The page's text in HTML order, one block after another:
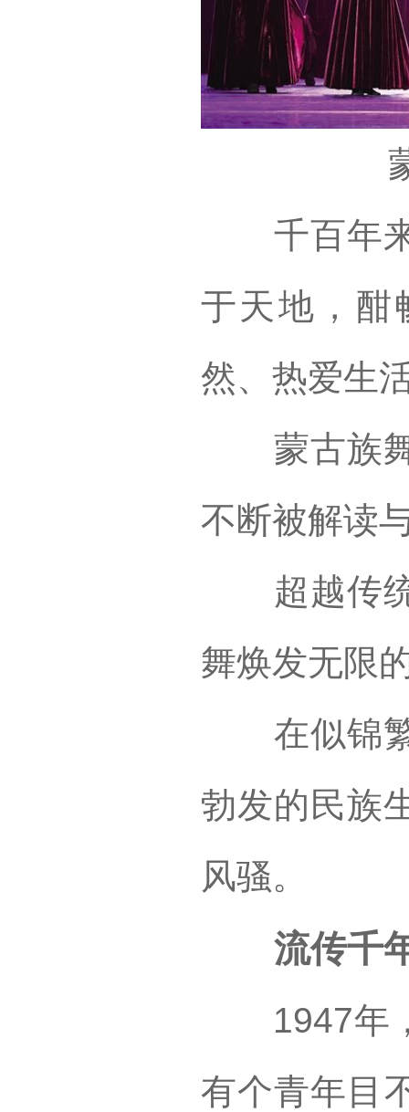
千百年来
于天地，酣
然、热爱生
蒙古族舞
不断被解读
超越传统
舞焕发无限
在似锦繁
勃发的民族
风骚。
流传千年
1947年，
有个青年目